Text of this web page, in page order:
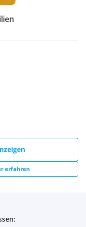
erfahren